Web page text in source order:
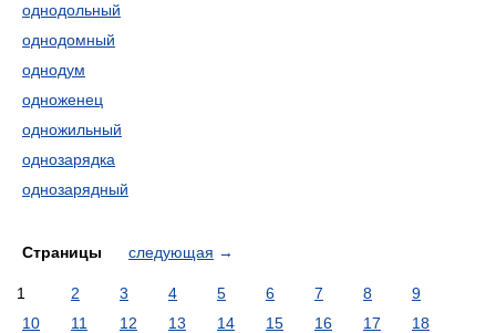
однодольный
однодомный
однодум
одноженец
одножильный
однозарядка
однозарядный
Страницы следующая →
1 2 3 4 5 6 7 8
9
10
11 12 13 14 15 16 17
18